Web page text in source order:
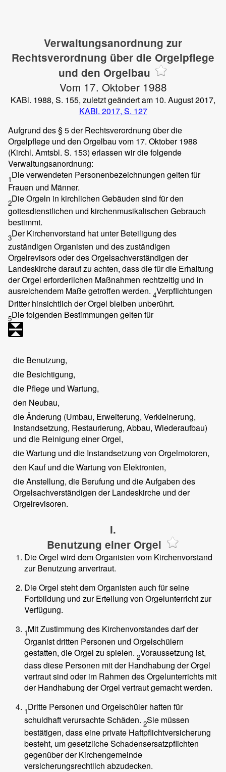
Verwaltungsanordnung zur
Rechtsverordnung über die Orgelpflege
und den Orgelbau
Vom 17. Oktober 1988
KABl. 1988, S. 155, zuletzt geändert am 10. August 2017,
KABl. 2017, S. 127
Aufgrund des § 5 der Rechtsverordnung über die
Orgelpflege und den Orgelbau vom 17. Oktober 1988
(Kirchl. Amtsbl. S. 153) erlassen wir die folgende
Verwaltungsanordnung:
1Die verwendeten Personenbezeichnungen gelten für
Frauen und Männer.
2Die Orgeln in kirchlichen Gebäuden sind für den
gottesdienstlichen und kirchenmusikalischen Gebrauch
bestimmt.
3Der Kirchenvorstand hat unter Beteiligung des
zuständigen Organisten und des zuständigen
Orgelrevisors oder des Orgelsachverständigen der
Landeskirche darauf zu achten, dass die für die Erhaltung
der Orgel erforderlichen Maßnahmen rechtzeitig und in
ausreichendem Maße getroffen werden. 4Verpflichtungen
Dritter hinsichtlich der Orgel bleiben unberührt.
5Die folgenden Bestimmungen gelten für
die Benutzung,
die Besichtigung,
die Pflege und Wartung,
den Neubau,
die Änderung (Umbau, Erweiterung, Verkleinerung,
Instandsetzung, Restaurierung, Abbau, Wiederaufbau)
und die Reinigung einer Orgel,
die Wartung und die Instandsetzung von Orgelmotoren,
den Kauf und die Wartung von Elektronien,
die Anstellung, die Berufung und die Aufgaben des
Orgelsachverständigen der Landeskirche und der
Orgelrevisoren.
I.
Benutzung einer Orgel
Die Orgel wird dem Organisten vom Kirchenvorstand
zur Benutzung anvertraut.
Die Orgel steht dem Organisten auch für seine
Fortbildung und zur Erteilung von Orgelunterricht zur
Verfügung.
1Mit Zustimmung des Kirchenvorstandes darf der
Organist dritten Personen und Orgelschülern
gestatten, die Orgel zu spielen. 2Voraussetzung ist,
dass diese Personen mit der Handhabung der Orgel
vertraut sind oder im Rahmen des Orgelunterrichts mit
der Handhabung der Orgel vertraut gemacht werden.
1Dritte Personen und Orgelschüler haften für
schuldhaft verursachte Schäden. 2Sie müssen
bestätigen, dass eine private Haftpflichtversicherung
besteht, um gesetzliche Schadensersatzpflichten
gegenüber der Kirchengemeinde
versicherungsrechtlich abzudecken.